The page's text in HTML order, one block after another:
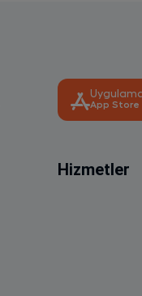
App Store
Hizmetler